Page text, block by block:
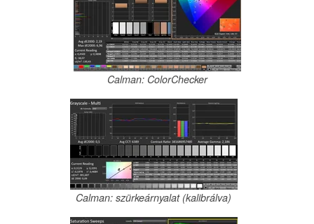
Calman: ColorChecker
Calman: szürkeárnyalat (kalibrálva)